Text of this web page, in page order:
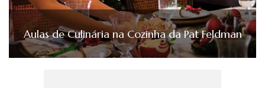
Aulas de Culinária na Cozinha da Pat Feldman